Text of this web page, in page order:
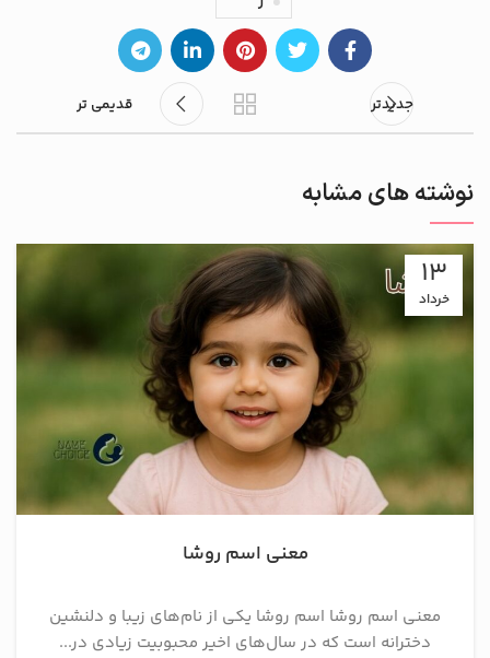
جدیدتر قدیمی تر
نوشته های مشابه
13
خرداد
معنی اسم روشا
معنی اسم روشا اسم روشا یکی از نام‌های زیبا و دلنشین
دخترانه است که در سال‌های اخیر محبوبیت زیادی در...